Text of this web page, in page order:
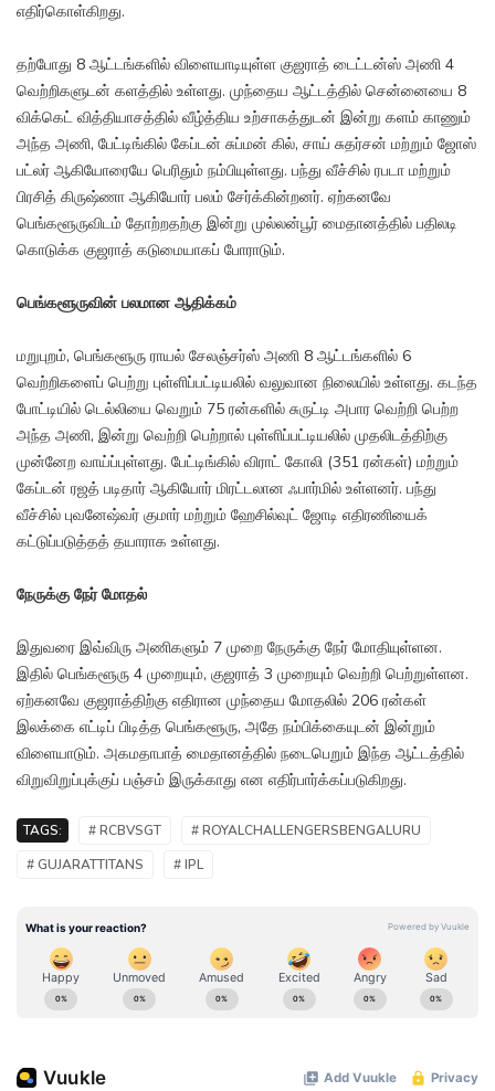
எதிர்கொள்கிறது.
தற்போது 8 ஆட்டங்களில் விளையாடியுள்ள குஜராத் டைட்டன்ஸ் அணி 4
வெற்றிகளுடன் களத்தில் உள்ளது. முந்தைய ஆட்டத்தில் சென்னையை 8
விக்கெட் வித்தியாசத்தில் வீழ்த்திய உற்சாகத்துடன் இன்று களம் காணும்
அந்த அணி, பேட்டிங்கில் கேப்டன் சுப்மன் கில், சாய் சுதர்சன் மற்றும் ஜோஸ்
பட்லர் ஆகியோரையே பெரிதும் நம்பியுள்ளது. பந்து வீச்சில் ரபடா மற்றும்
பிரசித் கிருஷ்ணா ஆகியோர் பலம் சேர்க்கின்றனர். ஏற்கனவே
பெங்களூருவிடம் தோற்றதற்கு இன்று முல்லன்பூர் மைதானத்தில் பதிலடி
கொடுக்க குஜராத் கடுமையாகப் போராடும்.
பெங்களூருவின் பலமான ஆதிக்கம்
மறுபுறம், பெங்களூரு ராயல் சேலஞ்சர்ஸ் அணி 8 ஆட்டங்களில் 6
வெற்றிகளைப் பெற்று புள்ளிப்பட்டியலில் வலுவான நிலையில் உள்ளது. கடந்த
போட்டியில் டெல்லியை வெறும் 75 ரன்களில் சுருட்டி அபார வெற்றி பெற்ற
அந்த அணி, இன்று வெற்றி பெற்றால் புள்ளிப்பட்டியலில் முதலிடத்திற்கு
முன்னேற வாய்ப்புள்ளது. பேட்டிங்கில் விராட் கோலி (351 ரன்கள்) மற்றும்
கேப்டன் ரஜத் படிதார் ஆகியோர் மிரட்டலான ஃபார்மில் உள்ளனர். பந்து
வீச்சில் புவனேஷ்வர் குமார் மற்றும் ஹேசில்வுட் ஜோடி எதிரணியைக்
கட்டுப்படுத்தத் தயாராக உள்ளது.
நேருக்கு நேர் மோதல்
இதுவரை இவ்விரு அணிகளும் 7 முறை நேருக்கு நேர் மோதியுள்ளன.
இதில் பெங்களூரு 4 முறையும், குஜராத் 3 முறையும் வெற்றி பெற்றுள்ளன.
ஏற்கனவே குஜராத்திற்கு எதிரான முந்தைய மோதலில் 206 ரன்கள்
இலக்கை எட்டிப் பிடித்த பெங்களூரு, அதே நம்பிக்கையுடன் இன்றும்
விளையாடும். அகமதாபாத் மைதானத்தில் நடைபெறும் இந்த ஆட்டத்தில்
விறுவிறுப்புக்குப் பஞ்சம் இருக்காது என எதிர்பார்க்கப்படுகிறது.
TAGS: # RCBVSGT
# ROYALCHALLENGERSBENGALURU
# GUJARATTITANS
# IPL